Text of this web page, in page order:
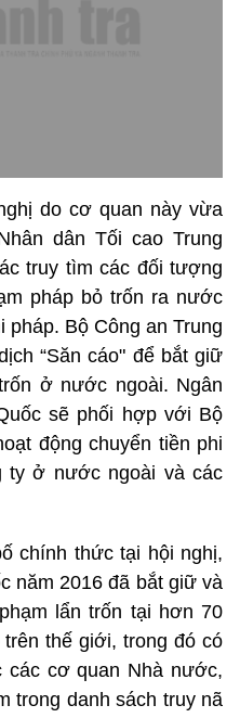
do cơ quan này vừa
dân Tối cao Trung
truy tìm các đối tượng
pháp bỏ trốn ra nước
pháp. Bộ Công an Trung
“Săn cáo" để bắt giữ
ở nước ngoài. Ngân
sẽ phối hợp với Bộ
động chuyển tiền phi
ty ở nước ngoài và các
chính thức tại hội nghị,
năm 2016 đã bắt giữ và
lẩn trốn tại hơn 70
thế giới, trong đó có
các cơ quan Nhà nước,
trong danh sách truy nã